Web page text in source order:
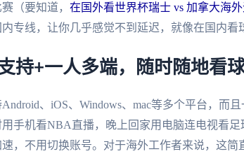
（要知道， 在国外看世界杯瑞士 vs 加拿大海
专线，让你几乎感觉不到延迟，就像在国内看
持+一人多端，随时随地看
、iOS、Windows、mac等多个平台，而
用手机看NBA直播，晚上回家用电脑连电视看
，不用切换账号。对于海外工作者来说，这简